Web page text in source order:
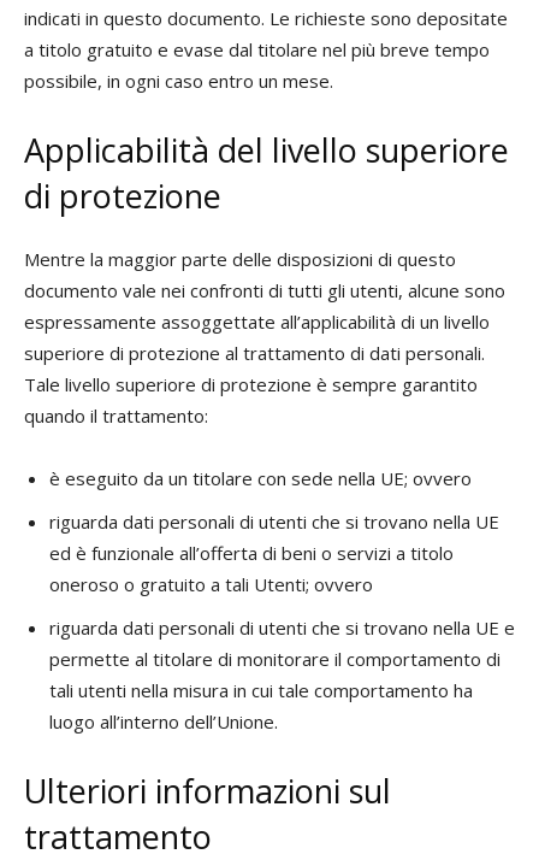
indicati in questo documento. Le richieste sono depositate
a titolo gratuito e evase dal titolare nel più breve tempo
possibile, in ogni caso entro un mese.
Applicabilità del livello superiore
di protezione
Mentre la maggior parte delle disposizioni di questo
documento vale nei confronti di tutti gli utenti, alcune sono
espressamente assoggettate all’applicabilità di un livello
superiore di protezione al trattamento di dati personali.
Tale livello superiore di protezione è sempre garantito
quando il trattamento:
è eseguito da un titolare con sede nella UE; ovvero
riguarda dati personali di utenti che si trovano nella UE
ed è funzionale all’offerta di beni o servizi a titolo
oneroso o gratuito a tali Utenti; ovvero
riguarda dati personali di utenti che si trovano nella UE e
permette al titolare di monitorare il comportamento di
tali utenti nella misura in cui tale comportamento ha
luogo all’interno dell’Unione.
Ulteriori informazioni sul
trattamento